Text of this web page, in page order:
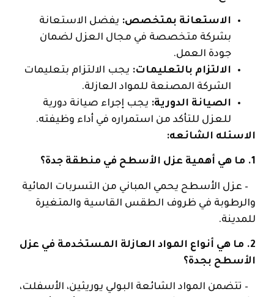
الاستعانة بمتخصص: يفضل الاستعانة
بشركة متخصصة في مجال العزل لضمان
جودة العمل.
الالتزام بالتعليمات: يجب الالتزام بتعليمات
الشركة المصنعة للمواد العازلة.
الصيانة الدورية: يجب إجراء صيانة دورية
للعزل للتأكد من استمراره في أداء وظيفته.
الاسئله الشائعه:
1. ما هي أهمية عزل الأسطح في منطقة جدة؟
– عزل الأسطح يحمي المباني من التسربات المائية
والرطوبة في ظروف الطقس القاسية والمتغيرة
للمدينة.
2. ما هي أنواع المواد العازلة المستخدمة في عزل
الأسطح بجدة؟
– تتضمن المواد الشائعة البولي يوريثين، الأسفلت،